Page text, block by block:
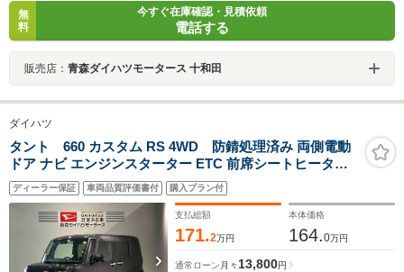
無
料
今すぐ在庫確認・見積依頼
電話する
販売店： 青森ダイハツモータース 十和田
ダイハツ
タント 660 カスタム RS 4WD 防錆処理済み 両側電動
ドア ナビ エンジンスターター ETC 前席シートヒーター
保証1年距離無制限 寒冷地仕様
ディーラー保証 車両品質評価書付 購入プラン付
支払総額
171.2万円
本体価格
164.0万円
通常ローン 月々 13,800円